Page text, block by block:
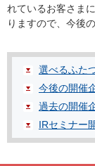
れているお客さま
りますので、今後
選べるふた
今後の開催
過去の開催
IRセミナー